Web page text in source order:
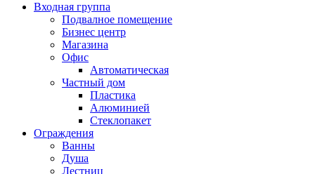
Входная группа
Подвалное помещение
Бизнес центр
Магазина
Офис
Автоматическая
Частный дом
Пластика
Алюминией
Стеклопакет
Ограждения
Ванны
Душа
Лестниц